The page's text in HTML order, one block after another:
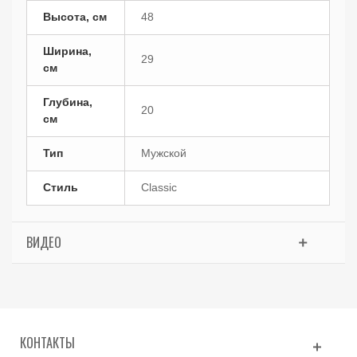
Высота, см 48
Ширина,
см
29
Глубина,
см
20
Тип Мужской
Стиль Classic
ВИДЕО
КОНТАКТЫ